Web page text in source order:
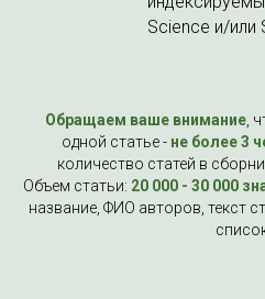
Science и/или
Обращаем ваше внимание ,
одной статье - не более 3
количество статей в
Объем статьи: 20 000 - 30 000
название, ФИО авторов, текст